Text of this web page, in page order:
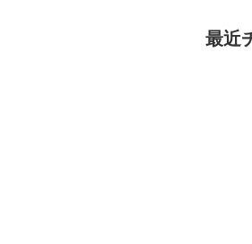
最近